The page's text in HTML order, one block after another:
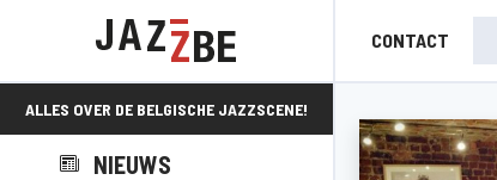
CONTACT
ALLES OVER DE BELGISCHE JAZZSCENE!
NIEUWS